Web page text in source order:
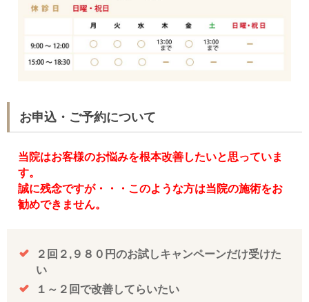
お申込・ご予約について
当院はお客様のお悩みを根本改善したいと思っていま
す。
誠に残念ですが・・・このような方は当院の施術をお
勧めできません。
２回２,９８０円のお試しキャンペーンだけ受けた
い
１～２回で改善してらいたい